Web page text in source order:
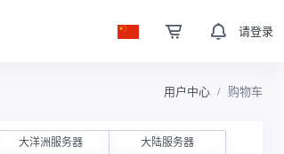
请登录
用户中心 购物车
大洋洲服务器 大陆服务器